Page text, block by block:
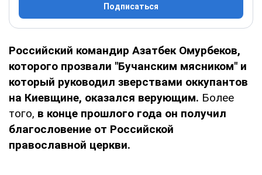
Подписаться
Российский командир Азатбек Омурбеков,
которого прозвали "Бучанским мясником" и
который руководил зверствами оккупантов
на Киевщине, оказался верующим. Более
того, в конце прошлого года он получил
благословение от Российской
православной церкви.